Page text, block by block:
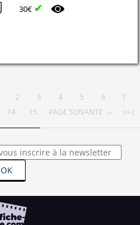
30€ ✔
2 3 4 5 6
7
14 15 PAGE SUIVANTE → >>|
OK